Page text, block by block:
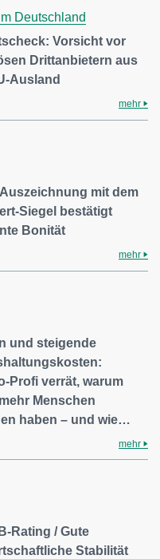
Deutschland
Vorsicht vor
Drittanbietern aus
Ausland
mehr
mit dem
Siegel bestätigt
Bonität
mehr
und steigende
Profi verrät, warum
Menschen
haben – und wie…
mehr
Rating / Gute
Stabilität